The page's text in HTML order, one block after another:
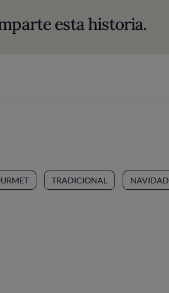
esta historia.
TRADICIONAL NAVIDAD